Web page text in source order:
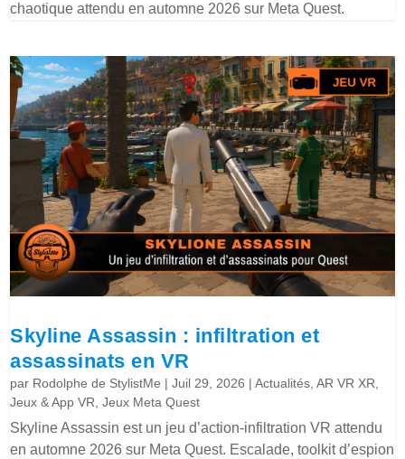
chaotique attendu en automne 2026 sur Meta Quest.
Skyline Assassin : infiltration et
assassinats en VR
par Rodolphe de StylistMe |Juil 29, 2026 |Actualités,AR VR XR,
Jeux & App VR,Jeux Meta Quest
Skyline Assassin est un jeu d’action-infiltration VR attendu
en automne 2026 sur Meta Quest. Escalade, toolkit d’espion